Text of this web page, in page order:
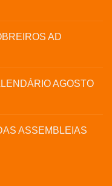
AD
AGOSTO
ASSEMBLEIAS